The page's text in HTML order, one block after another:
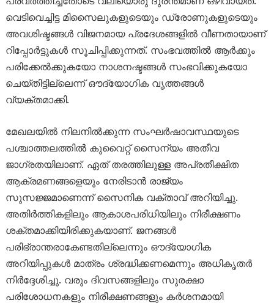
വെടിവെച്ചിട്ട മിസൈലുകളുടെയും ഡ്രോണുകളുടെയും
അവശിഷ്ടങ്ങൾ വിജനമായ പ്രദേശങ്ങളിൽ വീണതായാണ്
റിപ്പോർട്ടുകൾ സൂചിപ്പിക്കുന്നത്. സംഭവത്തിൽ ആർക്കും
പരിക്കേൽക്കുകയോ നാശനഷ്ടങ്ങൾ സംഭവിക്കുകയോ
ചെയ്തിട്ടില്ലെന്ന് ഔദ്യോഗിക വൃത്തങ്ങൾ
വ്യക്തമാക്കി.
മേഖലയിൽ നിലനിൽക്കുന്ന സംഘർഷാവസ്ഥയുടെ
പശ്ചാത്തലത്തിൽ കുവൈറ്റ് സൈന്യം അതീവ
ജാഗ്രതയിലാണ്. ഏത് തരത്തിലുള്ള അപ്രതീക്ഷിത
ആക്രമണങ്ങളെയും നേരിടാൻ രാജ്യം
സുസജ്ജമാണെന്ന് സൈനിക വക്താവ് അറിയിച്ചു.
അതിർത്തികളിലും ആകാശപരിധിയിലും നിരീക്ഷണം
ശക്തമാക്കിയിരിക്കുകയാണ്. ജനങ്ങൾ
പരിഭ്രാന്തരാകേണ്ടതില്ലെന്നും ഔദ്യോഗിക
അറിയിപ്പുകൾ മാത്രം ശ്രദ്ധിക്കണമെന്നും അധികൃതർ
നിർദ്ദേശിച്ചു. വരും ദിവസങ്ങളിലും സുരക്ഷാ
പരിശോധനകളും നിരീക്ഷണങ്ങളും കർശനമായി